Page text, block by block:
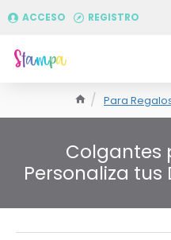
ACCESO REGISTRO
Para
Colgantes
Personaliza tus